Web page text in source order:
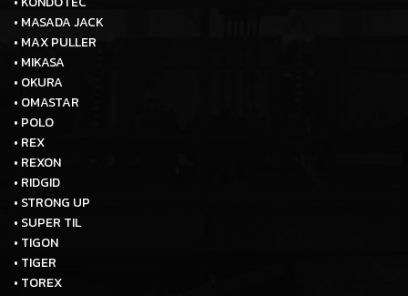
• MASADA JACK
• MAX PULLER
• MIKASA
• OKURA
• OMASTAR
• POLO
• REX
• REXON
• RIDGID
• STRONG UP
• SUPER TIL
• TIGON
• TIGER
• TOREX